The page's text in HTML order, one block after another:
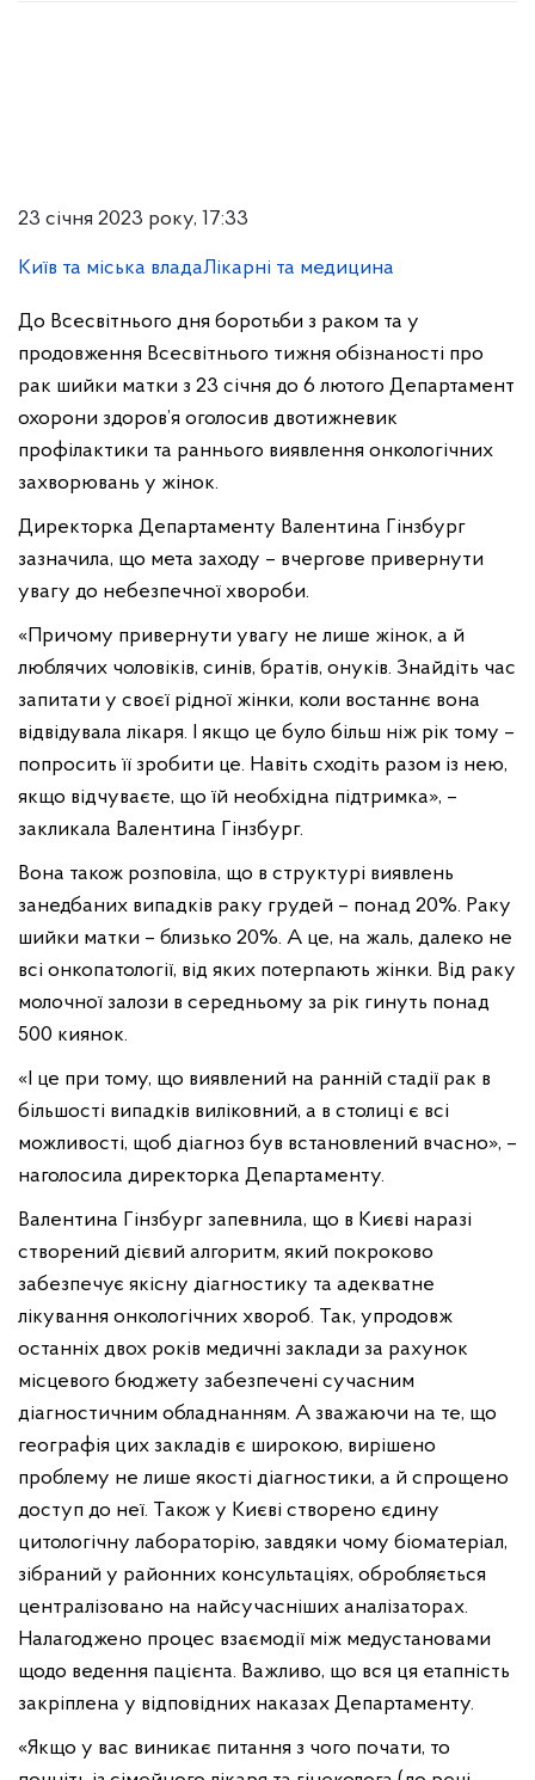
23 січня 2023 року, 17:33
Київ та міська владаЛікарні та медицина
До Всесвітнього дня боротьби з раком та у
продовження Всесвітнього тижня обізнаності про
рак шийки матки з 23 січня до 6 лютого Департамент
охорони здоров’я оголосив двотижневик
профілактики та раннього виявлення онкологічних
захворювань у жінок.
Директорка Департаменту Валентина Гінзбург
зазначила, що мета заходу – вчергове привернути
увагу до небезпечної хвороби.
«Причому привернути увагу не лише жінок, а й
люблячих чоловіків, синів, братів, онуків. Знайдіть час
запитати у своєї рідної жінки, коли востаннє вона
відвідувала лікаря. І якщо це було більш ніж рік тому –
попросить її зробити це. Навіть сходіть разом із нею,
якщо відчуваєте, що їй необхідна підтримка», –
закликала Валентина Гінзбург.
Вона також розповіла, що в структурі виявлень
занедбаних випадків раку грудей – понад 20%. Раку
шийки матки – близько 20%. А це, на жаль, далеко не
всі онкопатології, від яких потерпають жінки. Від раку
молочної залози в середньому за рік гинуть понад
500 киянок.
«І це при тому, що виявлений на ранній стадії рак в
більшості випадків виліковний, а в столиці є всі
можливості, щоб діагноз був встановлений вчасно», –
наголосила директорка Департаменту.
Валентина Гінзбург запевнила, що в Києві наразі
створений дієвий алгоритм, який покроково
забезпечує якісну діагностику та адекватне
лікування онкологічних хвороб. Так, упродовж
останніх двох років медичні заклади за рахунок
місцевого бюджету забезпечені сучасним
діагностичним обладнанням. А зважаючи на те, що
географія цих закладів є широкою, вирішено
проблему не лише якості діагностики, а й спрощено
доступ до неї. Також у Києві створено єдину
цитологічну лабораторію, завдяки чому біоматеріал,
зібраний у районних консультаціях, обробляється
централізовано на найсучасніших аналізаторах.
Налагоджено процес взаємодії між медустановами
щодо ведення пацієнта. Важливо, що вся ця етапність
закріплена у відповідних наказах Департаменту.
«Якщо у вас виникає питання з чого почати, то